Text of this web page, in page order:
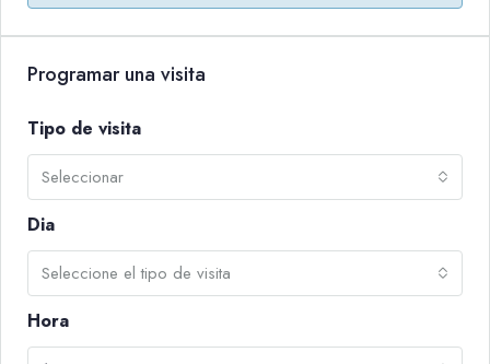
Programar una visita
Tipo de visita
Seleccionar
Dia
Seleccione el tipo de visita
Hora